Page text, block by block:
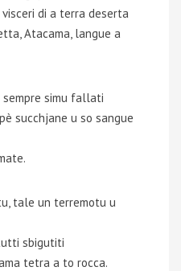
visceri di a terra deserta
Atacama, langue a
sempre simu fallati
succhjane u so sangue
tale un terremotu u
sbigutiti
tetra a to rocca.